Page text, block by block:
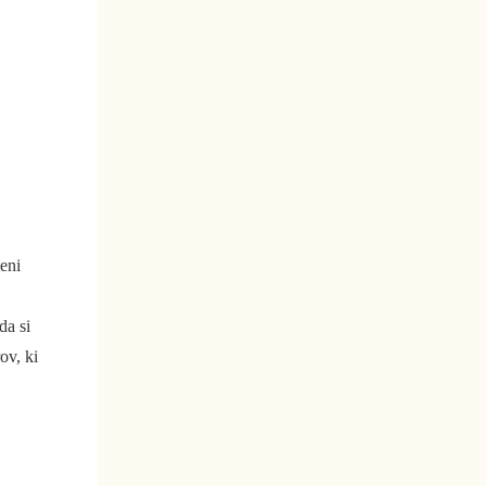
si
ki